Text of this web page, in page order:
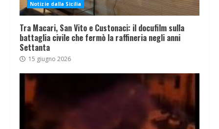
Notizie dalla Sicilia
Tra Macari, San Vito e Custonaci: il docufilm sulla
battaglia civile che fermò la raffineria negli anni
Settanta
15 giugno 2026